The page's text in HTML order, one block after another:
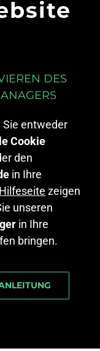
DES
Sie entweder
Cookie
den
in Ihre
Hilfeseite zeigen
unseren
in Ihre
bringen.